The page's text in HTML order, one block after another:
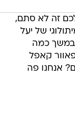
זה לא סתם,
של יעל
במשך כמה
קאפל
אנחנו פה